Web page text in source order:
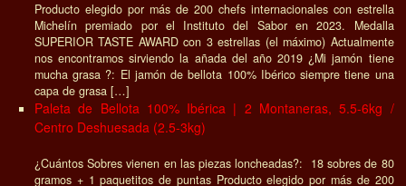
Producto elegido por más de 200 chefs internacionales con estrella
Michelín premiado por el Instituto del Sabor en 2023. Medalla
SUPERIOR TASTE AWARD con 3 estrellas (el máximo) Actualmente
nos encontramos sirviendo la añada del año 2019 ¿Mi jamón tiene
mucha grasa ?: El jamón de bellota 100% Ibérico siempre tiene una
capa de grasa […]
Paleta de Bellota 100% Ibérica | 2 Montaneras, 5.5-6kg /
Centro Deshuesada (2.5-3kg)
¿Cuántos Sobres vienen en las piezas loncheadas?: 18 sobres de 80
gramos + 1 paquetitos de puntas Producto elegido por más de 200